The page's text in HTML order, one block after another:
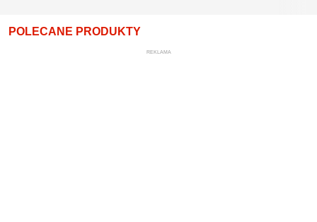
POLECANE PRODUKTY
REKLAMA